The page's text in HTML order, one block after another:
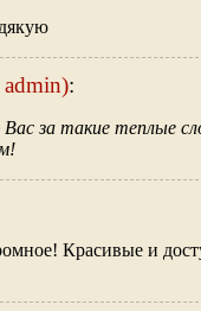
admin):
Вас за такие теплые
Красивые и